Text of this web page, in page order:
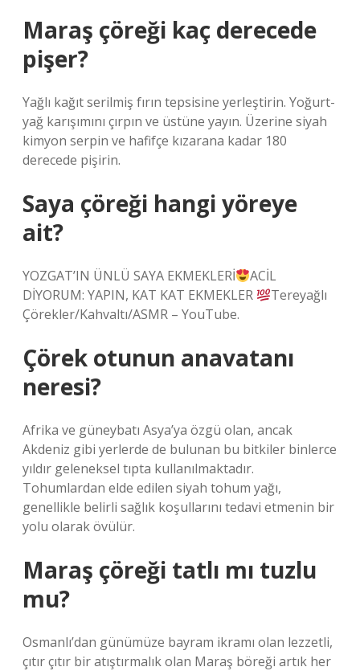
Maraş çöreği kaç derecede
pişer?
Yağlı kağıt serilmiş fırın tepsisine yerleştirin. Yoğurt-
yağ karışımını çırpın ve üstüne yayın. Üzerine siyah
kimyon serpin ve hafifçe kızarana kadar 180
derecede pişirin.
Saya çöreği hangi yöreye
ait?
YOZGAT’IN ÜNLÜ SAYA EKMEKLERİ
ACİL
DİYORUM: YAPIN, KAT KAT EKMEKLER
Tereyağlı
Çörekler/Kahvaltı/ASMR – YouTube.
Çörek otunun anavatanı
neresi?
Afrika ve güneybatı Asya’ya özgü olan, ancak
Akdeniz gibi yerlerde de bulunan bu bitkiler binlerce
yıldır geleneksel tıpta kullanılmaktadır.
Tohumlardan elde edilen siyah tohum yağı,
genellikle belirli sağlık koşullarını tedavi etmenin bir
yolu olarak övülür.
Maraş çöreği tatlı mı tuzlu
mu?
Osmanlı’dan günümüze bayram ikramı olan lezzetli,
çıtır çıtır bir atıştırmalık olan Maraş böreği artık her